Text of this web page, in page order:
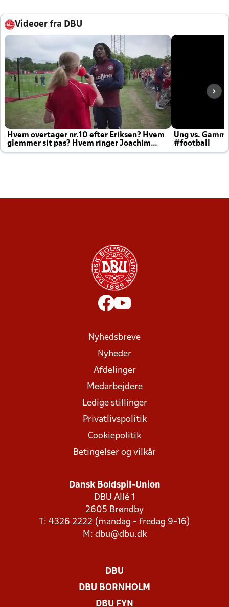
Videoer fra DBU
Hvem overtager nr.10 efter Eriksen? Hvem
glemmer sit pas? Hvem ringer Joachim
altid til efter kampe?
Ung vs.
#football
Nyhedsbreve
Nyheder
Afdelinger
Medarbejdere
Ledige stillinger
Privatlivspolitik
Cookiepolitik
Betingelser og vilkår
Dansk Boldspil-Union
DBU Allé 1
2605 Brøndby
T: 4326 2222 (mandag - fredag 9-16)
M: dbu@dbu.dk
DBU
DBU BORNHOLM
DBU FYN